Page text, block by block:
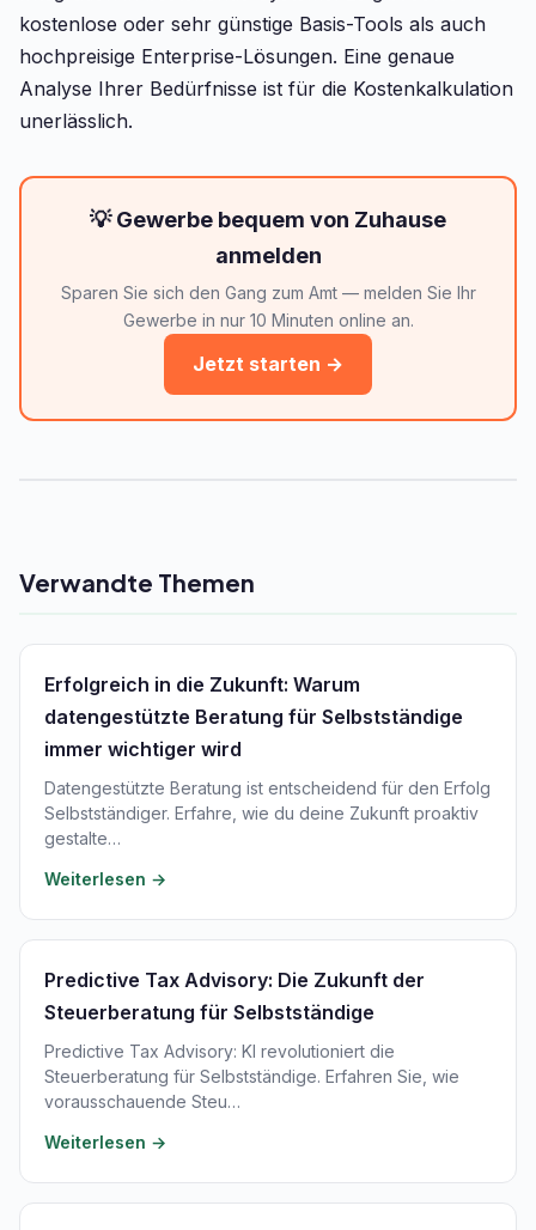
kostenlose oder sehr günstige Basis-Tools als auch
hochpreisige Enterprise-Lösungen. Eine genaue
Analyse Ihrer Bedürfnisse ist für die Kostenkalkulation
unerlässlich.
💡 Gewerbe bequem von Zuhause
anmelden
Sparen Sie sich den Gang zum Amt — melden Sie Ihr
Gewerbe in nur 10 Minuten online an.
Jetzt starten →
Verwandte Themen
Erfolgreich in die Zukunft: Warum
datengestützte Beratung für Selbstständige
immer wichtiger wird
Datengestützte Beratung ist entscheidend für den Erfolg
Selbstständiger. Erfahre, wie du deine Zukunft proaktiv
gestalte…
Weiterlesen →
Predictive Tax Advisory: Die Zukunft der
Steuerberatung für Selbstständige
Predictive Tax Advisory: KI revolutioniert die
Steuerberatung für Selbstständige. Erfahren Sie, wie
vorausschauende Steu…
Weiterlesen →